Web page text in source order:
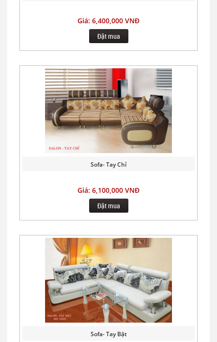
Giá: 6,400,000 VNĐ
Đặt mua
Sofa- Tay Chỉ
Giá: 6,100,000 VNĐ
Đặt mua
Sofa- Tay Bật